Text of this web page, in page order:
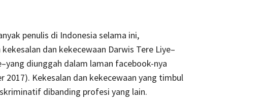
penulis di Indonesia selama ini,
dan kekecewaan Darwis Tere Liye–
diunggah dalam laman facebook-nya
2017). Kekesalan dan kekecewaan yang timbul
dibanding profesi yang lain.